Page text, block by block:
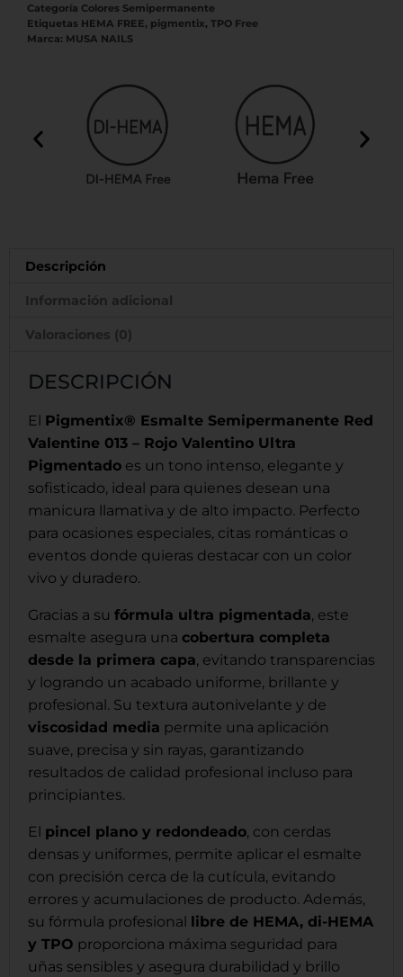
Categoría Colores Semipermanente
Etiquetas HEMA FREE, pigmentix, TPO Free
Marca: MUSA NAILS
Descripción
Información adicional
Valoraciones (0)
DESCRIPCIÓN
El Pigmentix® Esmalte Semipermanente Red
Valentine 013 – Rojo Valentino Ultra
Pigmentado es un tono intenso, elegante y
sofisticado, ideal para quienes desean una
manicura llamativa y de alto impacto. Perfecto
para ocasiones especiales, citas románticas o
eventos donde quieras destacar con un color
vivo y duradero.
Gracias a su fórmula ultra pigmentada, este
esmalte asegura una cobertura completa
desde la primera capa, evitando transparencias
y logrando un acabado uniforme, brillante y
profesional. Su textura autonivelante y de
viscosidad media permite una aplicación
suave, precisa y sin rayas, garantizando
resultados de calidad profesional incluso para
principiantes.
El pincel plano y redondeado, con cerdas
densas y uniformes, permite aplicar el esmalte
con precisión cerca de la cutícula, evitando
errores y acumulaciones de producto. Además,
su fórmula profesional libre de HEMA, di-HEMA
y TPO proporciona máxima seguridad para
uñas sensibles y asegura durabilidad y brillo